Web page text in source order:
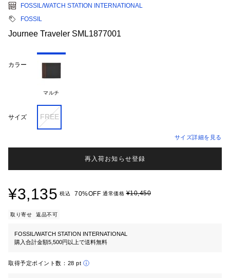
FOSSIL/WATCH STATION INTERNATIONAL
FOSSIL
Journee Traveler SML1877001
カラー
マルチ
サイズ FREE
サイズ詳細を見る
再入荷お知らせ登録
¥3,135 税込 70%OFF 通常価格¥10,450
取り寄せ 返品不可
FOSSIL/WATCH STATION INTERNATIONAL
購入合計金額5,500円以上で送料無料
取得予定ポイント数： 28 pt